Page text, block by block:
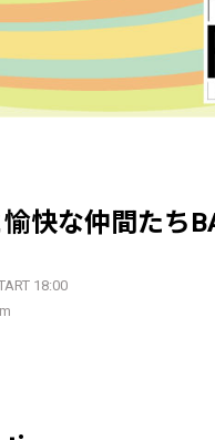
快な仲間たち
18:00